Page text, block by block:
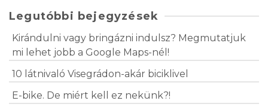
Legutóbbi bejegyzések
Kirándulni vagy bringázni indulsz? Megmutatjuk
mi lehet jobb a Google Maps-nél!
10 látnivaló Visegrádon-akár biciklivel
E-bike. De miért kell ez nekünk?!